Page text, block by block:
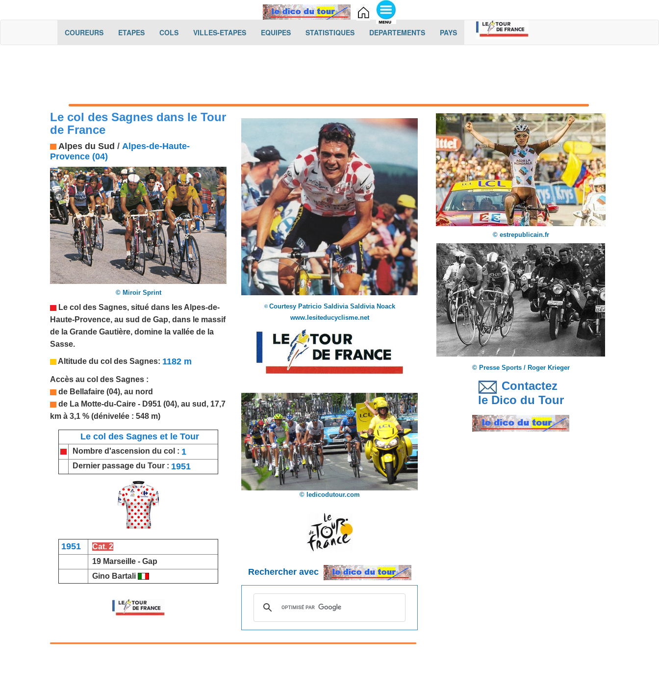
COUREURS(current)ETAPES(current)
COLS(current)VILLES-ETAPES(current)EQUIPES(current)STATISTIQUES(current)DEPARTEMENTS(current)
PAYS(cur
Le col des Sagnes dans le Tour
de France
Alpes du Sud / Alpes-de-Haute-
Provence (04)
© Miroir Sprint
Le col des Sagnes, situé dans les Alpes-de-
Haute-Provence, au sud de Gap, dans le massif
de la Grande Gautière, domine la vallée de la
Sasse.
Altitude du col des Sagnes: 1182 m
Accès au col des Sagnes :
de Bellafaire (04), au nord
de La Motte-du-Caire - D951 (04), au sud, 17,7
km à 3,1 % (dénivelée : 548 m)
Le col des Sagnes et le Tour
Nombre d'ascension du col : 1
Dernier passage du Tour : 1951
1951
Cat. 2
19 Marseille - Gap
Gino Bartali
© Courtesy Patricio Saldivia Saldivia Noack
www.lesiteducyclisme.net
© ledicodutour.com
Rechercher avec
© estrepublicain.fr
© Presse Sports / Roger Krieger
Contactez
le Dico du Tour